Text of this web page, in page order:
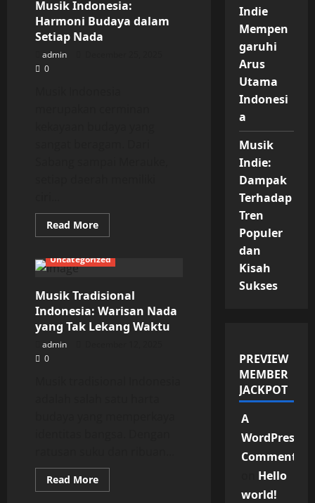
Tengah
Globalisasi
Musik Indonesia:
Harmoni Budaya dalam
Setiap Nada
admin
0
Read MoreRead
more
Indonesia:
dalam
Setiap
Nada
Uncategorized
Musik Tradisional
Indonesia: Warisan Nada
yang Tak Lekang Waktu
admin
0
Read MoreRead
more
Indie
Mempen
garuhi
Arus
Utama
Indonesi
a
Musik
Indie:
Dampak
Terhadap
Tren
Populer
dan
Kisah
Sukses
PREVIEW
MEMBER
JACKPOT
A
WordPress
Commenter
Hello
world!